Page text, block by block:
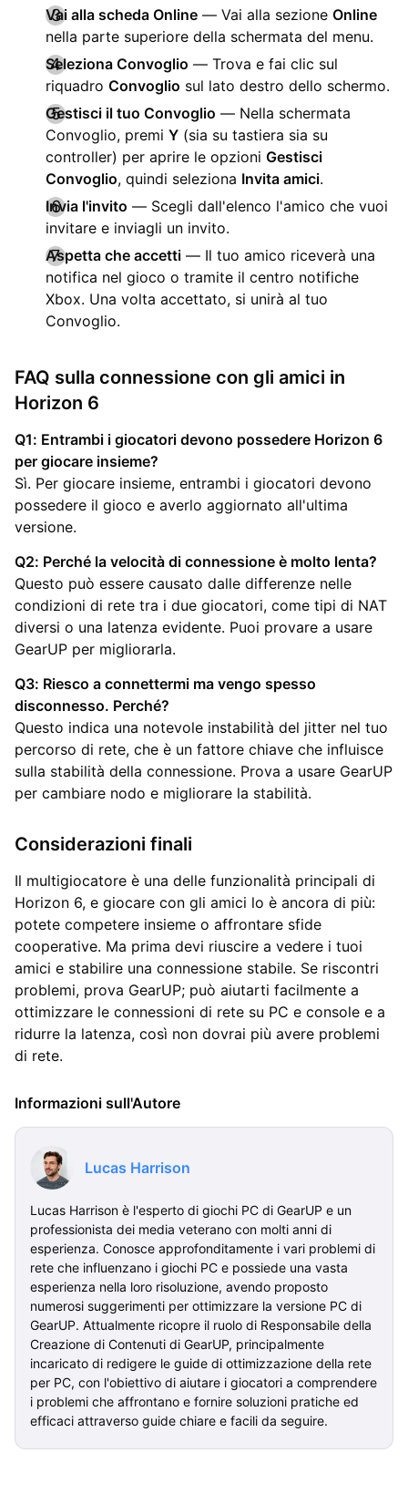
Vai alla scheda Online — Vai alla sezione Online
nella parte superiore della schermata del menu.
Seleziona Convoglio — Trova e fai clic sul
riquadro Convoglio sul lato destro dello schermo.
Gestisci il tuo Convoglio — Nella schermata
Convoglio, premi Y (sia su tastiera sia su
controller) per aprire le opzioni Gestisci
Convoglio, quindi seleziona Invita amici.
Invia l'invito — Scegli dall'elenco l'amico che vuoi
invitare e inviagli un invito.
Aspetta che accetti — Il tuo amico riceverà una
notifica nel gioco o tramite il centro notifiche
Xbox. Una volta accettato, si unirà al tuo
Convoglio.
FAQ sulla connessione con gli amici in
Horizon 6
Q1: Entrambi i giocatori devono possedere Horizon 6
per giocare insieme?
Sì. Per giocare insieme, entrambi i giocatori devono
possedere il gioco e averlo aggiornato all'ultima
versione.
Q2: Perché la velocità di connessione è molto lenta?
Questo può essere causato dalle differenze nelle
condizioni di rete tra i due giocatori, come tipi di NAT
diversi o una latenza evidente. Puoi provare a usare
GearUP per migliorarla.
Q3: Riesco a connettermi ma vengo spesso
disconnesso. Perché?
Questo indica una notevole instabilità del jitter nel tuo
percorso di rete, che è un fattore chiave che influisce
sulla stabilità della connessione. Prova a usare GearUP
per cambiare nodo e migliorare la stabilità.
Considerazioni finali
Il multigiocatore è una delle funzionalità principali di
Horizon 6, e giocare con gli amici lo è ancora di più:
potete competere insieme o affrontare sfide
cooperative. Ma prima devi riuscire a vedere i tuoi
amici e stabilire una connessione stabile. Se riscontri
problemi, prova GearUP; può aiutarti facilmente a
ottimizzare le connessioni di rete su PC e console e a
ridurre la latenza, così non dovrai più avere problemi
di rete.
Informazioni sull'Autore
Lucas Harrison
Lucas Harrison è l'esperto di giochi PC di GearUP e un
professionista dei media veterano con molti anni di
esperienza. Conosce approfonditamente i vari problemi di
rete che influenzano i giochi PC e possiede una vasta
esperienza nella loro risoluzione, avendo proposto
numerosi suggerimenti per ottimizzare la versione PC di
GearUP. Attualmente ricopre il ruolo di Responsabile della
Creazione di Contenuti di GearUP, principalmente
incaricato di redigere le guide di ottimizzazione della rete
per PC, con l'obiettivo di aiutare i giocatori a comprendere
i problemi che affrontano e fornire soluzioni pratiche ed
efficaci attraverso guide chiare e facili da seguire.